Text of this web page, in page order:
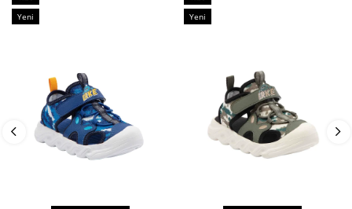
İndirim
%20İndirim
Yeni
İndirim
%20İndirim
Yeni